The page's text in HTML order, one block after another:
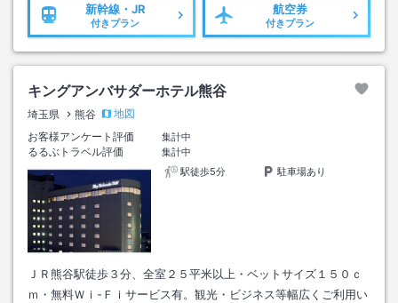
新幹線・JR
付きプラン
航空券
付きプラン
キングアンバサダーホテル熊谷
埼玉県 熊谷
地図
お客様アンケート評価
集計中
るるぶトラベル評価
集計中
駅徒歩5分
駐車場あり
ＪＲ熊谷駅徒歩３分、全室２５平米以上・ベットサイズ１５０ｃ
ｍ・無料Ｗｉ-Ｆｉサービス有。観光・ビジネス等幅広くご利用い